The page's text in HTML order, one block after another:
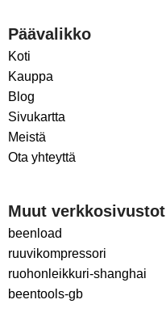
Päävalikko
Koti
Kauppa
Blog
Sivukartta
Meistä
Ota yhteyttä
Muut verkkosivustot
beenload
ruuvikompressori
ruohonleikkuri-shanghai
beentools-gb